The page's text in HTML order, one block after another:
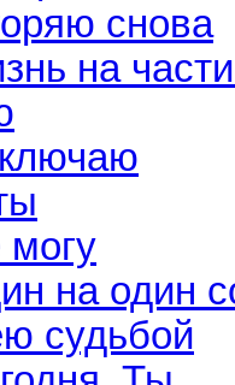
снова
на
на один
судьбой